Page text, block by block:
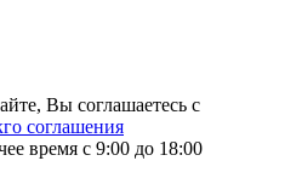
Вы соглашаетесь с
соглашения
время с 9:00 до 18:00